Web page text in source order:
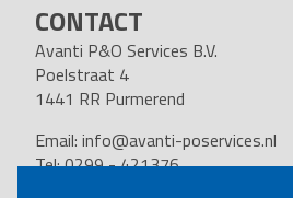
CONTACT
Avanti P&O Services B.V.
Poelstraat 4
1441 RR Purmerend
Email: info@avanti-poservices.nl
Tel: 0299 - 421376